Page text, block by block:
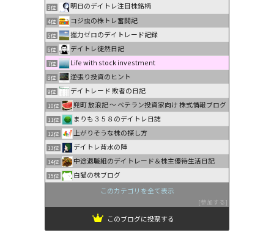
3位 明日のデイトレ注目株銘柄
4位 コジ虫の株トレ奮闘記
5位 握力ゼロのデイトレード記録
6位 デイトレ徒然日記
7位 Life with stock investment
8位 逆張り投資のヒント
9位 デイトレード 敗者の日記
10位 兜町 放浪記 〜 ベテラン投資家向け 株式情報ブログ
11位 まりも３５８のデイトレ日誌
12位 上がりそうな株の探し方
13位 デイトレ背水の陣
14位 中途退職組のデイトレード＆株主優待生活日記
15位
白猫の株ブログ
このカテゴリを全て表示
参加する
このブログに投票する